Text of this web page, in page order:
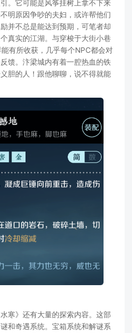
。它可能是风筝挂树上拿不下来
明原因争吵的夫妇，或许帮他们
并不总是能达到预期，可笔者却
真实的江湖。与穿梭于大街小巷
有所收获，几乎每个NPC都会对
馈。汴梁城内有着一腔热血的铁
胆的人！跟他聊聊，说不得就能
寒》还有大量的探索内容。这部
和奇遇系统。宝箱系统和解谜系